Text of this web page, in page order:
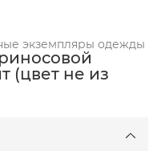
экземпляры одежды
(цвет не из